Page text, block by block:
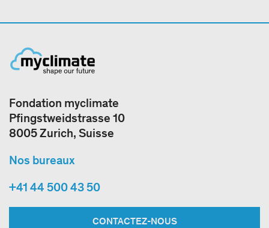
Fondation myclimate
Pfingstweidstrasse 10
8005 Zurich, Suisse
Nos bureaux
+41 44 500 43 50
CONTACTEZ-NOUS